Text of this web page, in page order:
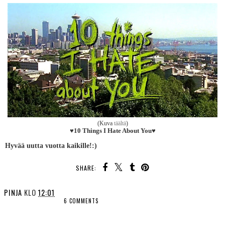
(Kuva täältä)
♥10 Things I Hate About You♥
Hyvää uutta vuotta kaikille!:)
SHARE:
PINJA KLO 12:01
6 COMMENTS